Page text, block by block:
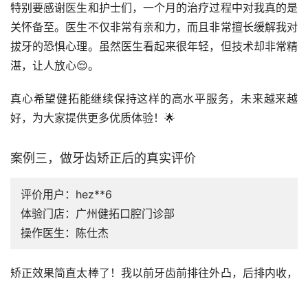
特别要感谢医生和护士们，一个月的治疗过程中对我真的是
关怀备至。医生不仅非常有亲和力，而且非常擅长缓解我对
拔牙的恐惧心理。虽然医生看起来很年轻，但技术却非常精
湛，让人放心😌。
真心希望健拓能继续保持这样的高水平服务，未来越来越
好，为大家提供更多优质体验！🌟
案例三，做牙齿矫正后的真实评价
评价用户：hez**6
体验门店：广州健拓口腔门诊部
操作医生：陈仕杰
矫正效果简直太棒了！我以前牙齿前排往外凸，后排内收，